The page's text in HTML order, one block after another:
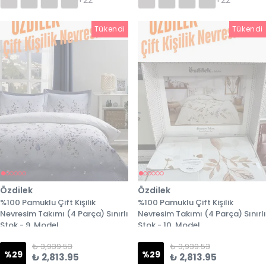
Tükendi Tükendi
Özdilek
%100 Pamuklu Çift Kişilik
Nevresim Takımı (4 Parça) Sınırlı
Stok - 9. Model
%29
₺ 3,939.53
₺ 2,813.95
Tükendi
Özdilek
%100 Pamuklu Çift Kişilik
Nevresim Takımı (4 Parça) Sınırlı
Stok - 10. Model
%29
₺ 3,939.53
₺ 2,813.95